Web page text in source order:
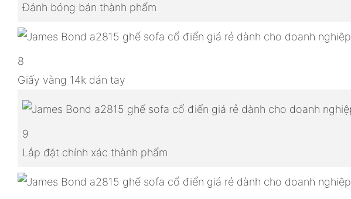
Đánh bóng bán thành phẩm
8
Giấy vàng 14k dán tay
9
Lắp đặt chính xác thành phẩm